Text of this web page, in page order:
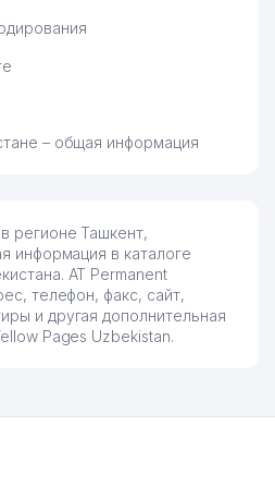
– общая информация
регионе Ташкент,
информация в каталоге
AT Permanent
телефон, факс, сайт,
и другая дополнительная
Pages Uzbekistan.